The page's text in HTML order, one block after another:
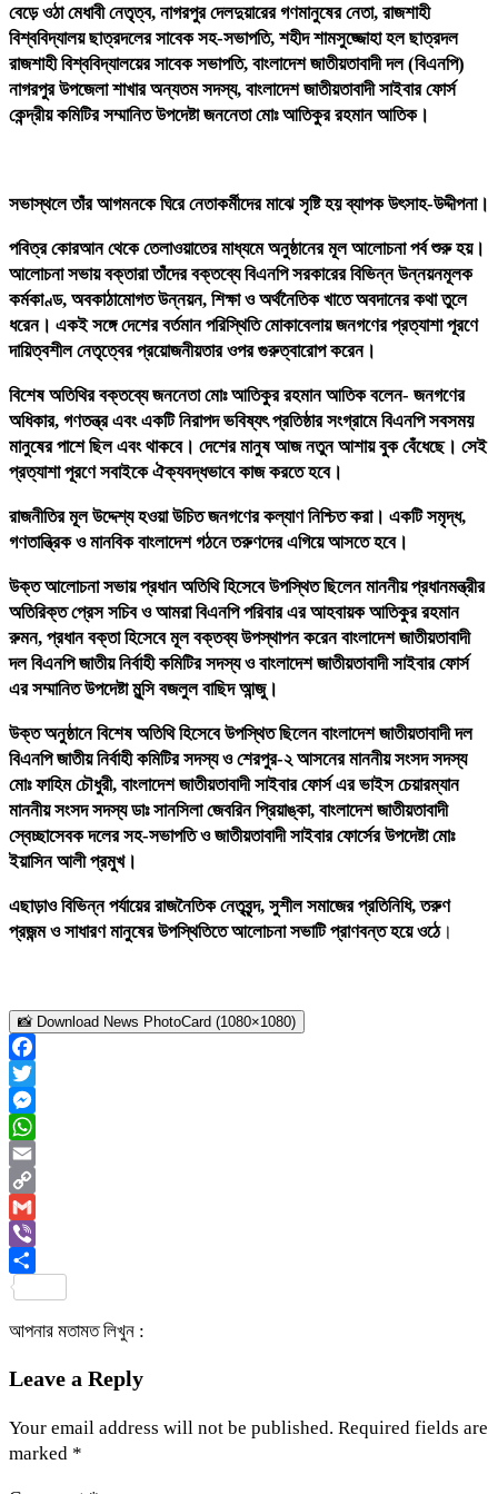
বেড়ে ওঠা মেধাবী নেতৃত্ব, নাগরপুর দেলদুয়ারের গণমানুষের নেতা, রাজশাহী
বিশ্ববিদ্যালয় ছাত্রদলের সাবেক সহ-সভাপতি, শহীদ শামসুজ্জোহা হল ছাত্রদল
রাজশাহী বিশ্ববিদ্যালয়ের সাবেক সভাপতি, বাংলাদেশ জাতীয়তাবাদী দল (বিএনপি)
নাগরপুর উপজেলা শাখার অন্যতম সদস্য, বাংলাদেশ জাতীয়তাবাদী সাইবার ফোর্স
কেন্দ্রীয় কমিটির সম্মানিত উপদেষ্টা জননেতা মোঃ আতিকুর রহমান আতিক।
সভাস্থলে তাঁর আগমনকে ঘিরে নেতাকর্মীদের মাঝে সৃষ্টি হয় ব্যাপক উৎসাহ-উদ্দীপনা।
পবিত্র কোরআন থেকে তেলাওয়াতের মাধ্যমে অনুষ্ঠানের মূল আলোচনা পর্ব শুরু হয়।
আলোচনা সভায় বক্তারা তাঁদের বক্তব্যে বিএনপি সরকারের বিভিন্ন উন্নয়নমূলক
কর্মকাণ্ড, অবকাঠামোগত উন্নয়ন, শিক্ষা ও অর্থনৈতিক খাতে অবদানের কথা তুলে
ধরেন। একই সঙ্গে দেশের বর্তমান পরিস্থিতি মোকাবেলায় জনগণের প্রত্যাশা পূরণে
দায়িত্বশীল নেতৃত্বের প্রয়োজনীয়তার ওপর গুরুত্বারোপ করেন।
বিশেষ অতিথির বক্তব্যে জননেতা মোঃ আতিকুর রহমান আতিক বলেন- জনগণের
অধিকার, গণতন্ত্র এবং একটি নিরাপদ ভবিষ্যৎ প্রতিষ্ঠার সংগ্রামে বিএনপি সবসময়
মানুষের পাশে ছিল এবং থাকবে। দেশের মানুষ আজ নতুন আশায় বুক বেঁধেছে। সেই
প্রত্যাশা পূরণে সবাইকে ঐক্যবদ্ধভাবে কাজ করতে হবে।
রাজনীতির মূল উদ্দেশ্য হওয়া উচিত জনগণের কল্যাণ নিশ্চিত করা। একটি সমৃদ্ধ,
গণতান্ত্রিক ও মানবিক বাংলাদেশ গঠনে তরুণদের এগিয়ে আসতে হবে।
উক্ত আলোচনা সভায় প্রধান অতিথি হিসেবে উপস্থিত ছিলেন মাননীয় প্রধানমন্ত্রীর
অতিরিক্ত প্রেস সচিব ও আমরা বিএনপি পরিবার এর আহবায়ক আতিকুর রহমান
রুমন, প্রধান বক্তা হিসেবে মূল বক্তব্য উপস্থাপন করেন বাংলাদেশ জাতীয়তাবাদী
দল বিএনপি জাতীয় নির্বাহী কমিটির সদস্য ও বাংলাদেশ জাতীয়তাবাদী সাইবার ফোর্স
এর সম্মানিত উপদেষ্টা মুন্সি বজলুল বাছিদ আন্জু।
উক্ত অনুষ্ঠানে বিশেষ অতিথি হিসেবে উপস্থিত ছিলেন বাংলাদেশ জাতীয়তাবাদী দল
বিএনপি জাতীয় নির্বাহী কমিটির সদস্য ও শেরপুর-২ আসনের মাননীয় সংসদ সদস্য
মোঃ ফাহিম চৌধুরী, বাংলাদেশ জাতীয়তাবাদী সাইবার ফোর্স এর ভাইস চেয়ারম্যান
মাননীয় সংসদ সদস্য ডাঃ সানসিলা জেবরিন প্রিয়াঙ্কা, বাংলাদেশ জাতীয়তাবাদী
স্বেচ্ছাসেবক দলের সহ-সভাপতি ও জাতীয়তাবাদী সাইবার ফোর্সের উপদেষ্টা মোঃ
ইয়াসিন আলী প্রমুখ।
এছাড়াও বিভিন্ন পর্যায়ের রাজনৈতিক নেতৃবৃন্দ, সুশীল সমাজের প্রতিনিধি, তরুণ
প্রজন্ম ও সাধারণ মানুষের উপস্থিতিতে আলোচনা সভাটি প্রাণবন্ত হয়ে ওঠে।
📸 Download News PhotoCard (1080×1080)
Facebook
Twitter
Messenger
WhatsApp
Email
Copy
Link
Gmail
Viber
আপনার মতামত লিখুন :
Leave a Reply
Your email address will not be published. Required fields are
marked *